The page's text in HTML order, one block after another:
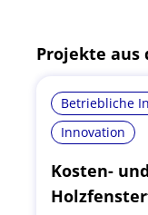
Projekte aus
Betriebliche
Innovation
Kosten-